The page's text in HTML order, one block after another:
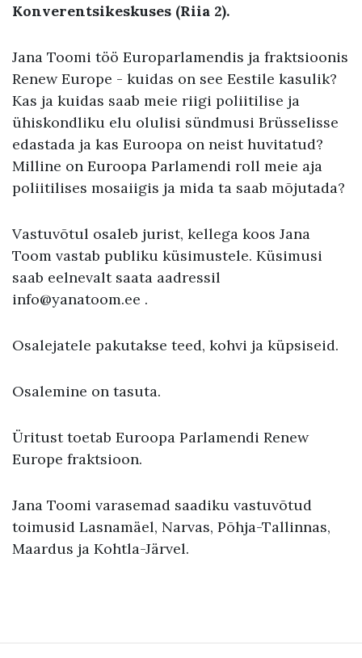
Konverentsikeskuses (Riia 2).
Jana Toomi töö Europarlamendis ja fraktsioonis
Renew Europe - kuidas on see Eestile kasulik?
Kas ja kuidas saab meie riigi poliitilise ja
ühiskondliku elu olulisi sündmusi Brüsselisse
edastada ja kas Euroopa on neist huvitatud?
Milline on Euroopa Parlamendi roll meie aja
poliitilises mosaiigis ja mida ta saab mõjutada?
Vastuvõtul osaleb jurist, kellega koos Jana
Toom vastab publiku küsimustele. Küsimusi
saab eelnevalt saata aadressil
info@yanatoom.ee .
Osalejatele pakutakse teed, kohvi ja küpsiseid.
Osalemine on tasuta.
Üritust toetab Euroopa Parlamendi Renew
Europe fraktsioon.
Jana Toomi varasemad saadiku vastuvõtud
toimusid Lasnamäel, Narvas, Põhja-Tallinnas,
Maardus ja Kohtla-Järvel.